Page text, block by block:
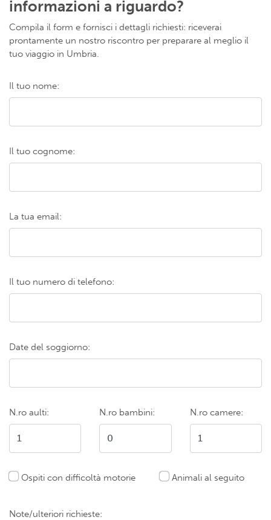
informazioni a riguardo?
Compila il form e fornisci i dettagli richiesti: riceverai
prontamente un nostro riscontro per preparare al meglio il
tuo viaggio in Umbria.
Il tuo nome:
Il tuo cognome:
La tua email:
Il tuo numero di telefono:
Date del soggiorno:
N.ro aulti: N.ro bambini: N.ro camere:
Ospiti con difficoltà motorie Animali al seguito
Note/ulteriori richieste: